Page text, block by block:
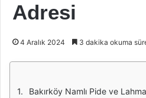
Adresi
4 Aralık 2024 3 dakika okuma
Bakırköy Namlı Pide ve